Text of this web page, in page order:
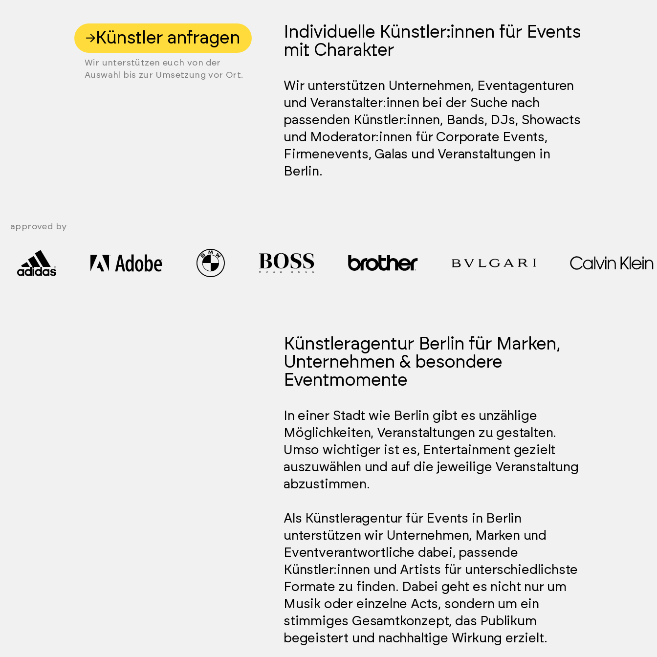
Künstler anfragen
Wir unterstützen euch von der
Auswahl bis zur Umsetzung vor Ort.
Individuelle Künstler:innen für Events
mit Charakter
Wir unterstützen Unternehmen, Eventagenturen
und Veranstalter:innen bei der Suche nach
passenden Künstler:innen, Bands, DJs, Showacts
und Moderator:innen für Corporate Events,
Firmenevents, Galas und Veranstaltungen in
Berlin.
approved by
Künstleragentur Berlin für Marken,
Unternehmen & besondere
Eventmomente
In einer Stadt wie Berlin gibt es unzählige
Möglichkeiten, Veranstaltungen zu gestalten.
Umso wichtiger ist es, Entertainment gezielt
auszuwählen und auf die jeweilige Veranstaltung
abzustimmen.
Als Künstleragentur für Events in Berlin
unterstützen wir Unternehmen, Marken und
Eventverantwortliche dabei, passende
Künstler:innen und Artists für unterschiedlichste
Formate zu finden. Dabei geht es nicht nur um
Musik oder einzelne Acts, sondern um ein
stimmiges Gesamtkonzept, das Publikum
begeistert und nachhaltige Wirkung erzielt.